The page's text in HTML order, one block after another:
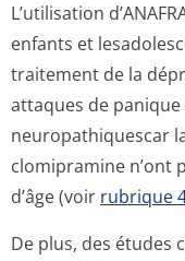
L’utilisation
enfants et
traitement de la
attaques de
neuropathiquescar
clomipramine n’ont
d’âge (voir rubrique
De plus, des études